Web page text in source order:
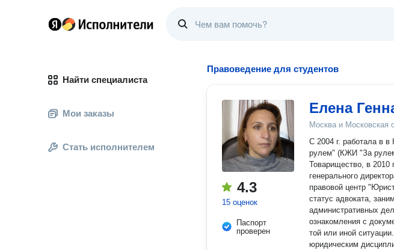
Найти специалиста
Мои заказы
Стать исполнителем
Правоведение для студентов
4.3
15 оценок
Паспорт
проверен
Елена
Москва и Московская
С 2004 г. работала в
рулем" (КЖИ "За
Товарищество, в 2010
генерального
правовой центр
статус адвоката,
административных
ознакомления с
той или иной
юридическим